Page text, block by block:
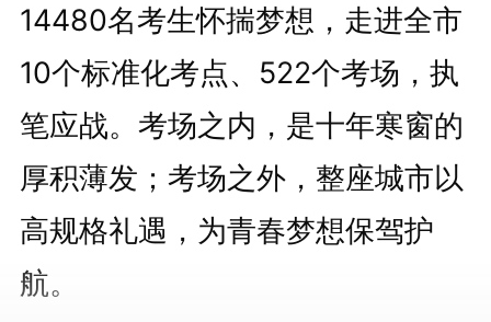
14480名考生怀揣梦想，走进全市
10个标准化考点、522个考场，执
笔应战。考场之内，是十年寒窗的
厚积薄发；考场之外，整座城市以
高规格礼遇，为青春梦想保驾护
航。